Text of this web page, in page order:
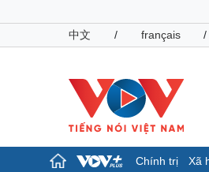
中文
/ français /
Chính trị Xã